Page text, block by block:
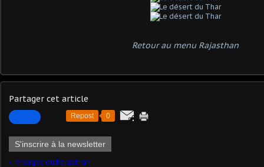
Retour au menu Rajasthan
Partager cet article
Repost 0
S'inscrire à la newsletter
Visages du Rajasthan